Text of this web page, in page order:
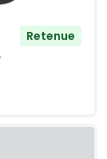
Retenue